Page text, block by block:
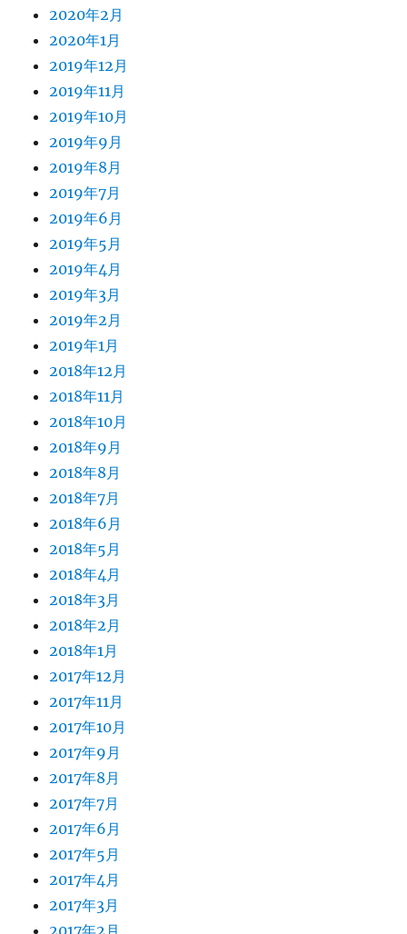
2020年2月
2020年1月
2019年12月
2019年11月
2019年10月
2019年9月
2019年8月
2019年7月
2019年6月
2019年5月
2019年4月
2019年3月
2019年2月
2019年1月
2018年12月
2018年11月
2018年10月
2018年9月
2018年8月
2018年7月
2018年6月
2018年5月
2018年4月
2018年3月
2018年2月
2018年1月
2017年12月
2017年11月
2017年10月
2017年9月
2017年8月
2017年7月
2017年6月
2017年5月
2017年4月
2017年3月